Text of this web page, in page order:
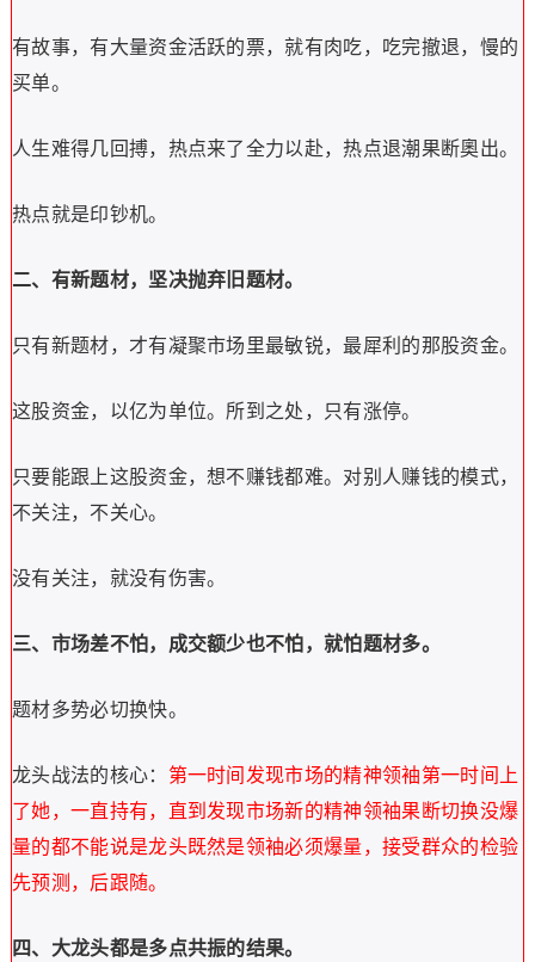
有故事，有大量资金活跃的票，就有肉吃，吃完撤退，慢的
买单。
人生难得几回搏，热点来了全力以赴，热点退潮果断奧出。
热点就是印钞机。
二、有新题材，坚决抛弃旧题材。
只有新题材，才有凝聚市场里最敏锐，最犀利的那股资金。
这股资金，以亿为单位。所到之处，只有涨停。
只要能跟上这股资金，想不赚钱都难。对别人赚钱的模式，
不关注，不关心。
没有关注，就没有伤害。
三、市场差不怕，成交额少也不怕，就怕题材多。
题材多势必切换快。
龙头战法的核心： 第一时间发现市场的精神领袖第一时间上
了她，一直持有，直到发现市场新的精神领袖果断切换没爆
量的都不能说是龙头既然是领袖必须爆量，接受群众的检验
先预测，后跟随。
四、大龙头都是多点共振的结果。